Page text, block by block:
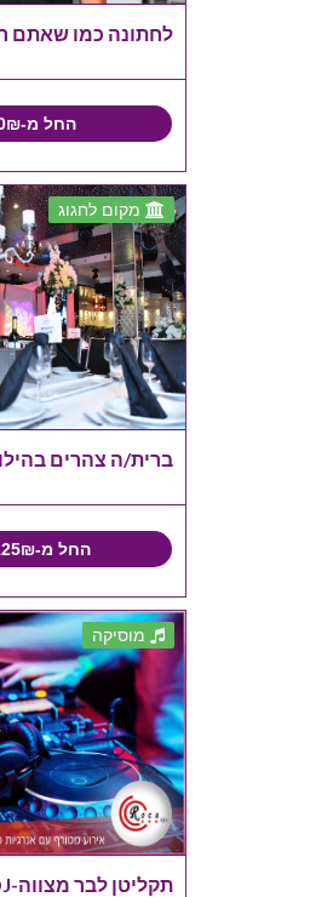
לחתונה כמו שאתם
החל מ-3,800₪
מקום לחגוג
ברית/ה צהרים
החל מ-125₪ למנה
מוסיקה
תקליטן לבר מצווה-ROCA DJ